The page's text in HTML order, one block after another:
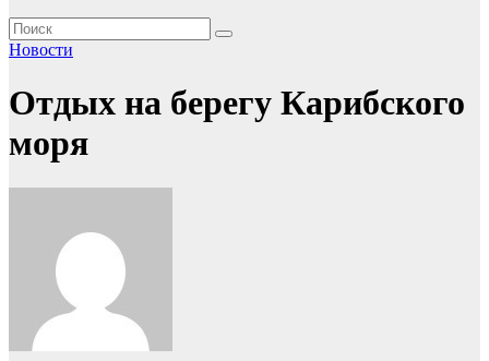
Новости
Отдых на берегу Карибского
моря